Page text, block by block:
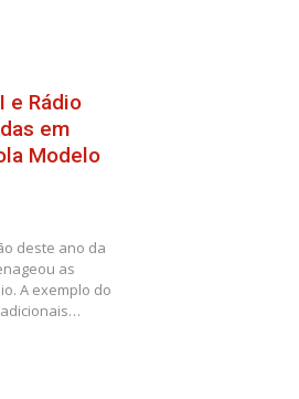
e Rádio
em
Modelo
deste ano da
as
A exemplo do